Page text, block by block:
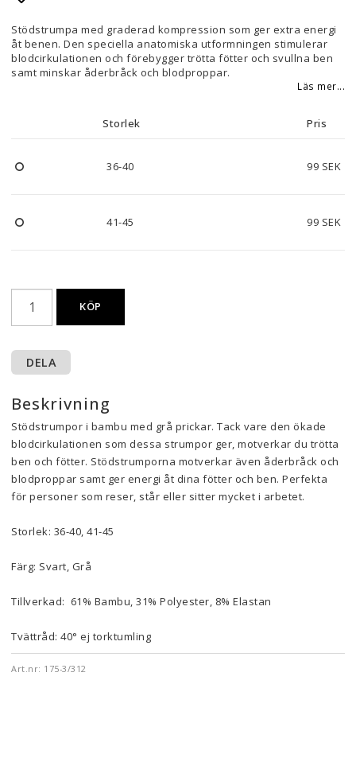
Lägg till i favoritlistan
Stödstrumpa med graderad kompression som ger extra energi
åt benen. Den speciella anatomiska utformningen stimulerar
blodcirkulationen och förebygger trötta fötter och svullna ben
samt minskar åderbråck och blodproppar.
Läs mer...
Storlek Pris
36-40 99 SEK
41-45 99 SEK
KÖP
DELA
Beskrivning
Art.nr: 175-3/312
Stödstrumpor i bambu med grå prickar. Tack vare den ökade
blodcirkulationen som dessa strumpor ger, motverkar du trötta
ben och fötter. Stödstrumporna motverkar även åderbråck och
blodproppar samt ger energi åt dina fötter och ben. Perfekta
för personer som reser, står eller sitter mycket i arbetet.
Storlek: 36-40, 41-45
Färg: Svart, Grå
Tillverkad:  61% Bambu, 31% Polyester, 8% Elastan
Tvättråd: 40° ej torktumling